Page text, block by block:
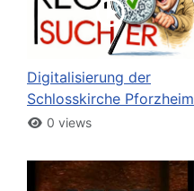
Digitalisierung der
Schlosskirche Pforzheim
0 views